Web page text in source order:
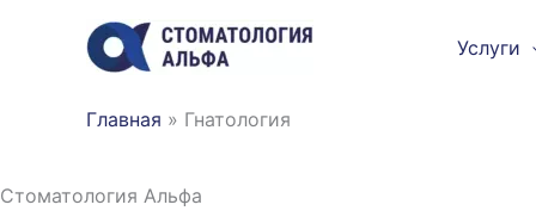
Услуги
Главная » Гнатология
Стоматология Альфа